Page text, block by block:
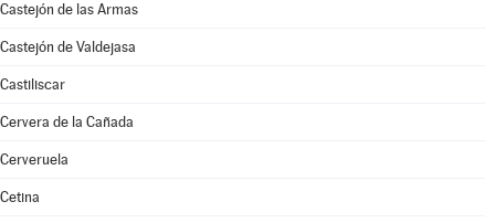
Castejón de las Armas
Castejón de Valdejasa
Castiliscar
Cervera de la Cañada
Cerveruela
Cetina